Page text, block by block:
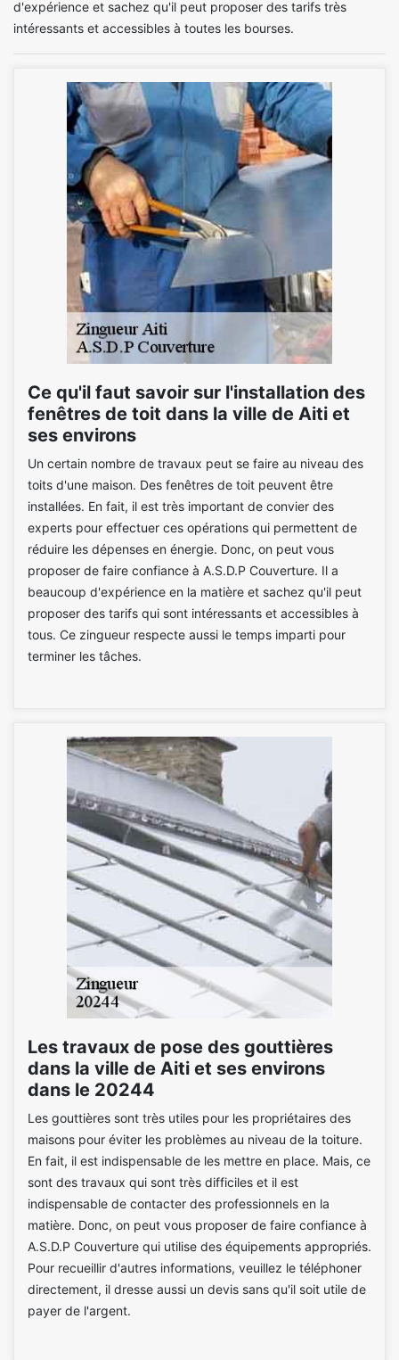
d'expérience et sachez qu'il peut proposer des tarifs très
intéressants et accessibles à toutes les bourses.
Ce qu'il faut savoir sur l'installation des
fenêtres de toit dans la ville de Aiti et
ses environs
Un certain nombre de travaux peut se faire au niveau des
toits d'une maison. Des fenêtres de toit peuvent être
installées. En fait, il est très important de convier des
experts pour effectuer ces opérations qui permettent de
réduire les dépenses en énergie. Donc, on peut vous
proposer de faire confiance à A.S.D.P Couverture. Il a
beaucoup d'expérience en la matière et sachez qu'il peut
proposer des tarifs qui sont intéressants et accessibles à
tous. Ce zingueur respecte aussi le temps imparti pour
terminer les tâches.
Les travaux de pose des gouttières
dans la ville de Aiti et ses environs
dans le 20244
Les gouttières sont très utiles pour les propriétaires des
maisons pour éviter les problèmes au niveau de la toiture.
En fait, il est indispensable de les mettre en place. Mais, ce
sont des travaux qui sont très difficiles et il est
indispensable de contacter des professionnels en la
matière. Donc, on peut vous proposer de faire confiance à
A.S.D.P Couverture qui utilise des équipements appropriés.
Pour recueillir d'autres informations, veuillez le téléphoner
directement, il dresse aussi un devis sans qu'il soit utile de
payer de l'argent.